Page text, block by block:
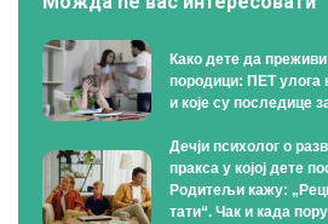
Како дете да
породици: ПЕТ улога
и које су последице
Дечји психолог о
пракса у којој дете
Родитељи кажу:
тати“. Чак и када